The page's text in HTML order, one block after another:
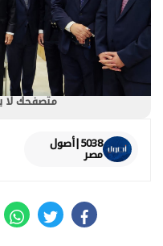
متصفحك لا
5038|أصول
مصر
facebook
twitter